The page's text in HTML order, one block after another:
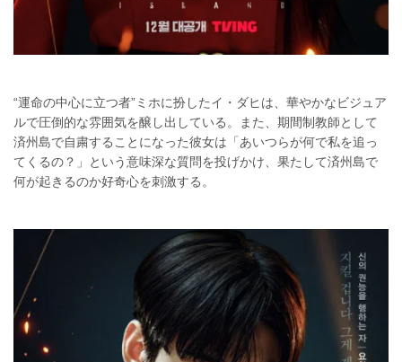
“運命の中心に立つ者”ミホに扮したイ・ダヒは、華やかなビジュア
ルで圧倒的な雰囲気を醸し出している。また、期間制教師として
済州島で自粛することになった彼女は「あいつらが何で私を追っ
てくるの？」という意味深な質問を投げかけ、果たして済州島で
何が起きるのか好奇心を刺激する。